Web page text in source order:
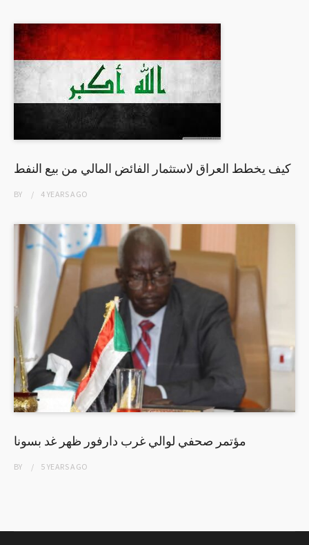
كيف يخطط العراق لاستثمار الفائض المالي من بيع النفط
BY 4 YEARSAGO
مؤتمر صحفي لوالي غرب دارفور ظهر غد بسونا
BY 5 YEARSAGO